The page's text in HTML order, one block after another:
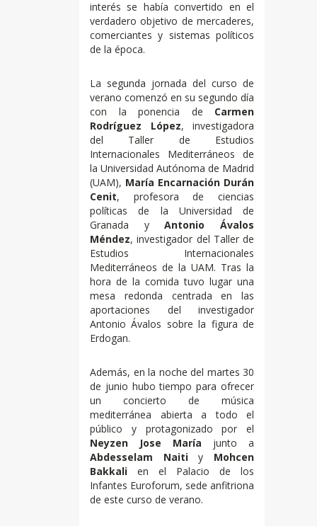
interés se había convertido en el
verdadero objetivo de mercaderes,
comerciantes y sistemas políticos
de la época.
La segunda jornada del curso de
verano comenzó en su segundo día
con la ponencia de Carmen
Rodríguez López, investigadora
del Taller de Estudios
Internacionales Mediterráneos de
la Universidad Autónoma de Madrid
(UAM), María Encarnación Durán
Cenit, profesora de ciencias
políticas de la Universidad de
Granada yAntonio Ávalos
Méndez, investigador del Taller de
Estudios Internacionales
Mediterráneos de la UAM. Tras la
hora de la comida tuvo lugar una
mesa redonda centrada en las
aportaciones del investigador
Antonio Ávalos sobre la figura de
Erdogan.
Además, en la noche del martes 30
de junio hubo tiempo para ofrecer
un concierto de música
mediterránea abierta a todo el
público y protagonizado por el
Neyzen Jose María junto a
Abdesselam Naitiy Mohcen
Bakkali en el Palacio de los
Infantes Euroforum, sede anfitriona
de este curso de verano.